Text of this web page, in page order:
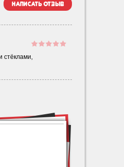
написать отзыв
стёклами,